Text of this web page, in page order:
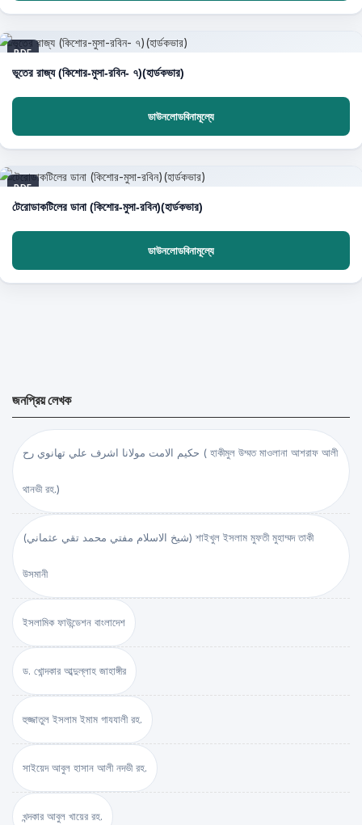
PDF
ভূতের রাজ্য (কিশোর-মুসা-রবিন- ৭)(হার্ডকভার)
ডাউনলোডবিনামূল্যে
PDF
টেরোডাকটিলের ডানা (কিশোর-মুসা-রবিন)(হার্ডকভার)
ডাউনলোডবিনামূল্যে
জনপ্রিয় লেখক
حكيم الامت مولانا اشرف علي تهانوي رح ( হাকীমুল উম্মত মাওলানা আশরাফ আলী
থানভী রহ.)
(شيخ الاسلام مفتي محمد تقي عثماني) শাইখুল ইসলাম মুফতী মুহাম্মদ তাকী
উসমানী
ইসলামিক ফাউন্ডেশন বাংলাদেশ
ড. খোন্দকার আব্দুল্লাহ জাহাঙ্গীর
হুজ্জাতুল ইসলাম ইমাম গাযযালী রহ.
সাইয়েদ আবুল হাসান আলী নদভী রহ.
খন্দকার আবুল খায়ের রহ.